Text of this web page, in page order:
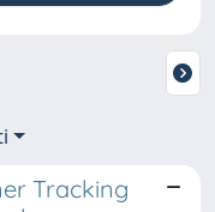
Tracking